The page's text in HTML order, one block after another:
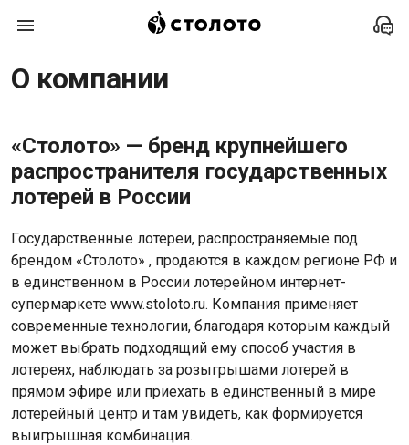
О компании
«Столото» — бренд крупнейшего
распространителя государственных
лотерей в России
Государственные лотереи, распространяемые под
брендом «Столото» , продаются в каждом регионе РФ и
в единственном в России лотерейном интернет-
супермаркете www.stoloto.ru. Компания применяет
современные технологии, благодаря которым каждый
может выбрать подходящий ему способ участия в
лотереях, наблюдать за розыгрышами лотерей в
прямом эфире или приехать в единственный в мире
лотерейный центр и там увидеть, как формируется
выигрышная комбинация.